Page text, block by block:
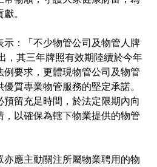
。
示：「不少物管公司及物管人牌
，其三年牌照有效期陸續於今年
例要求，更體現物管公司及物管
質專業物管服務的堅定承諾。
留充足時間，於法定限期內向
以確保為轄下物業提供的物管
應主動關注所屬物業聘用的物